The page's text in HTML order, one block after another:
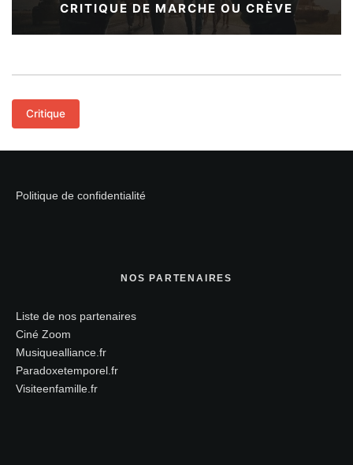
CRITIQUE DE MARCHE OU CRÈVE
Critique
Politique de confidentialité
NOS PARTENAIRES
Liste de nos partenaires
Ciné Zoom
Musiquealliance.fr
Paradoxetemporel.fr
Visiteenfamille.fr